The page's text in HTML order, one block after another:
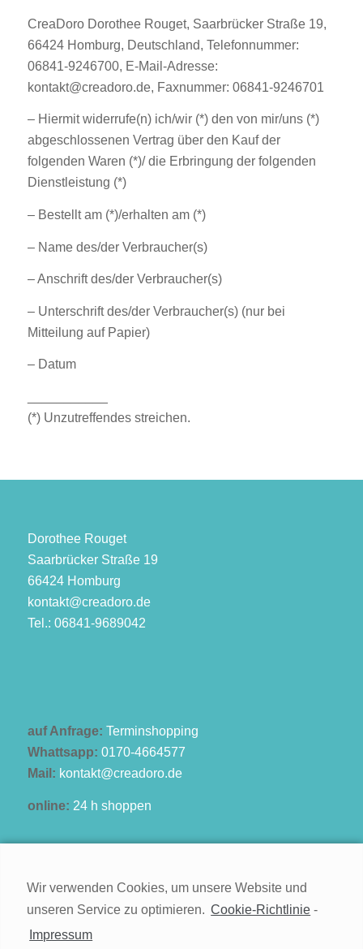
CreaDoro Dorothee Rouget, Saarbrücker Straße 19,
66424 Homburg, Deutschland, Telefonnummer:
06841-9246700, E-Mail-Adresse:
kontakt@creadoro.de, Faxnummer: 06841-9246701
– Hiermit widerrufe(n) ich/wir (*) den von mir/uns (*)
abgeschlossenen Vertrag über den Kauf der
folgenden Waren (*)/ die Erbringung der folgenden
Dienstleistung (*)
– Bestellt am (*)/erhalten am (*)
– Name des/der Verbraucher(s)
– Anschrift des/der Verbraucher(s)
– Unterschrift des/der Verbraucher(s) (nur bei
Mitteilung auf Papier)
– Datum
(*) Unzutreffendes streichen.
Dorothee Rouget
Saarbrücker Straße 19
66424 Homburg
kontakt@creadoro.de
Tel.: 06841-9689042
auf Anfrage: Terminshopping
Whattsapp: 0170-4664577
Mail: kontakt@creadoro.de
online: 24 h shoppen
Kontakt
Impressum
Wir verwenden Cookies, um unsere Website und
unseren Service zu optimieren. Cookie-Richtlinie -
Impressum